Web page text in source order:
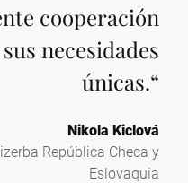
cooperación
necesidades
únicas.“
Nikola Kiclová
República Checa y
Eslovaquia